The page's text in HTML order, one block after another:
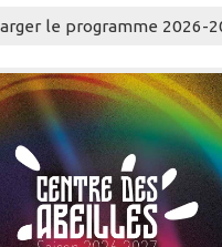
le programme 2026-